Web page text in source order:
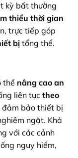
kỳ bất thường
thiểu thời gian
trực tiếp góp
bịtổng thể.
thể nâng cao an
liên tục theo
bảo thiết bị
ngặt. Khả
với các cảnh
nguy hiểm,